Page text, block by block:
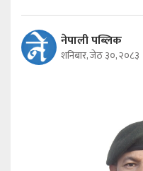
नेपाली पब्लिक
शनिबार, जेठ ३०, २०८३